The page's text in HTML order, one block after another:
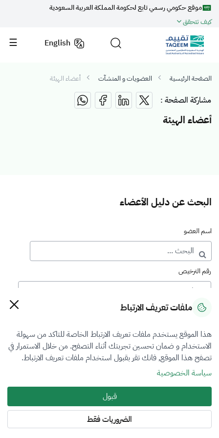
موقع حكومي رسمي تابع لحكومة المملكة العربية السعودية
كيف تتحقق
English
الصفحة الرئيسية العضويات و المنشآت أعضاء الهيئة
مشاركة الصفحة :
أعضاء الهيئة
البحث عن دليل الأعضاء
اسم العضو
رقم الترخيص
رقم العضوية
فرع التقييم
العقار
نوع العضوية
الكل
المنطقة
ملفات تعريف الارتباط
هذا الموقع يستخدم ملفات تعريف الارتباط الخاصة للتاكد من سهولة
الاستخدام و ضمان تحسين تجربتك أثناء التصفح. من خلال الاستمرار في
تصفح هذا الموقع, فانك تقر بقبول استخدام ملفات تعريف الارتباط.
سياسة الخصوصية
قبول
الضروريات فقط